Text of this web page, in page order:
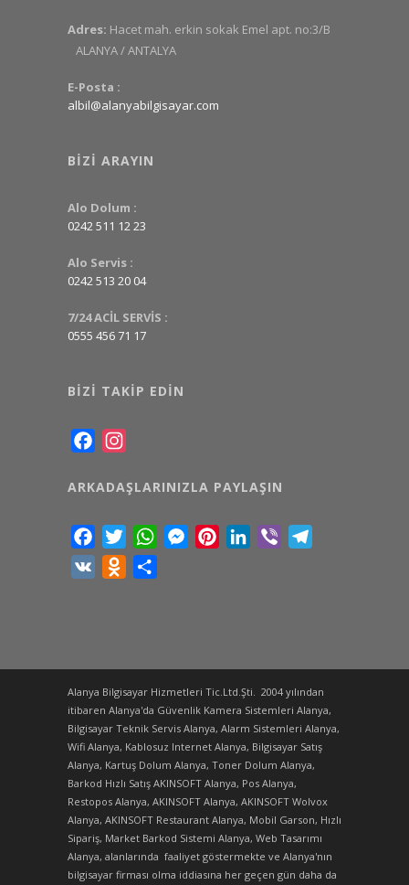
Adres: Hacet mah. erkin sokak Emel apt. no:3/B
ALANYA / ANTALYA
E-Posta :
albil@alanyabilgisayar.com
BIZI ARAYIN
Alo Dolum :
0242 511 12 23
Alo Servis :
0242 513 20 04
7/24 ACİL SERVİS :
0555 456 71 17
BIZI TAKIP EDIN
Facebook
ARKADAŞLARINIZLA PAYLAŞIN
FacebookTwitterWhatsAppMessenger
PinterestLinkedIn
Viber
VK
Odnoklassniki
Alanya Bilgisayar Hizmetleri Tic.Ltd.Şti. 2004 yılından
itibaren Alanya'da Güvenlik Kamera Sistemleri Alanya,
Bilgisayar Teknik Servis Alanya, Alarm Sistemleri Alanya,
Wifi Alanya, Kablosuz Internet Alanya, Bilgisayar Satış
Alanya, Kartuş Dolum Alanya, Toner Dolum Alanya,
Barkod Hızlı Satış AKINSOFT Alanya, Pos Alanya,
Restopos Alanya, AKINSOFT Alanya, AKINSOFT Wolvox
Alanya, AKINSOFT Restaurant Alanya, Mobil Garson, Hızlı
Sipariş, Market Barkod Sistemi Alanya, Web Tasarımı
Alanya, alanlarında faaliyet göstermekte ve Alanya'nın
bilgisayar firması olma iddiasına her geçen gün daha da